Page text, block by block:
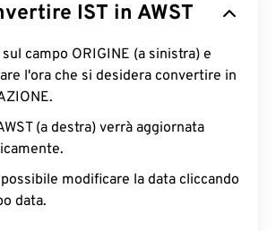
IST in AWST
campo ORIGINE (a sinistra) e
l'ora che si desidera convertire in
(a destra) verrà aggiornata
modificare la data cliccando
data.